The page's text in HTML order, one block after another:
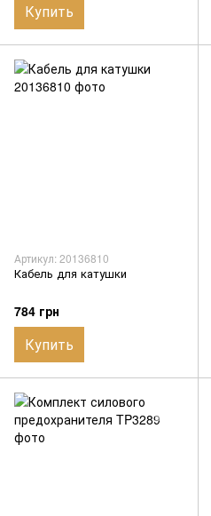
Купить
Артикул: 20136810
Кабель для катушки
784 грн
Купить